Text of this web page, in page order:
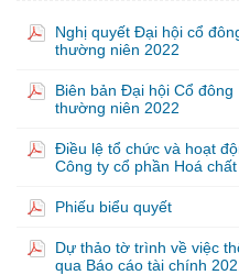
Nghị quyết Đại hội cổ
thường niên 2022
Biên bản Đại hội Cổ đông
thường niên 2022
Điều lệ tổ chức và hoạt
Công ty cổ phần Hoá
Phiếu biểu quyết
Dự thảo tờ trình về việc
qua Báo cáo tài chính